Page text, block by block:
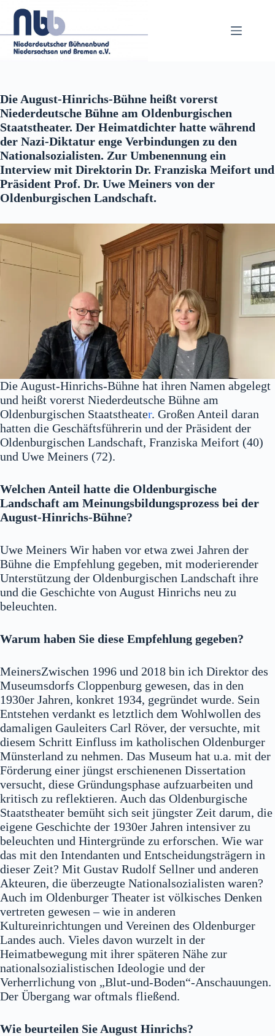
Inhalt
Die August-Hinrichs-Bühne heißt vorerst
Niederdeutsche Bühne am Oldenburgischen
Staatstheater. Der Heimatdichter hatte während
der Nazi-Diktatur enge Verbindungen zu den
Nationalsozialisten. Zur Umbenennung ein
Interview mit Direktorin Dr. Franziska Meifort und
Präsident Prof. Dr. Uwe Meiners von der
Oldenburgischen Landschaft.
Die August-Hinrichs-Bühne hat ihren Namen abgelegt
und heißt vorerst Niederdeutsche Bühne am
Oldenburgischen Staatstheater. Großen Anteil daran
hatten die Geschäftsführerin und der Präsident der
Oldenburgischen Landschaft, Franziska Meifort (40)
und Uwe Meiners (72).
Welchen Anteil hatte die Oldenburgische
Landschaft am Meinungsbildungsprozess bei der
August-Hinrichs-Bühne?
Uwe Meiners Wir haben vor etwa zwei Jahren der
Bühne die Empfehlung gegeben, mit moderierender
Unterstützung der Oldenburgischen Landschaft ihre
und die Geschichte von August Hinrichs neu zu
beleuchten.
Warum haben Sie diese Empfehlung gegeben?
MeinersZwischen 1996 und 2018 bin ich Direktor des
Museumsdorfs Cloppenburg gewesen, das in den
1930er Jahren, konkret 1934, gegründet wurde. Sein
Entstehen verdankt es letztlich dem Wohlwollen des
damaligen Gauleiters Carl Röver, der versuchte, mit
diesem Schritt Einfluss im katholischen Oldenburger
Münsterland zu nehmen. Das Museum hat u.a. mit der
Förderung einer jüngst erschienenen Dissertation
versucht, diese Gründungsphase aufzuarbeiten und
kritisch zu reflektieren. Auch das Oldenburgische
Staatstheater bemüht sich seit jüngster Zeit darum, die
eigene Geschichte der 1930er Jahren intensiver zu
beleuchten und Hintergründe zu erforschen. Wie war
das mit den Intendanten und Entscheidungsträgern in
dieser Zeit? Mit Gustav Rudolf Sellner und anderen
Akteuren, die überzeugte Nationalsozialisten waren?
Auch im Oldenburger Theater ist völkisches Denken
vertreten gewesen – wie in anderen
Kultureinrichtungen und Vereinen des Oldenburger
Landes auch. Vieles davon wurzelt in der
Heimatbewegung mit ihrer späteren Nähe zur
nationalsozialistischen Ideologie und der
Verherrlichung von „Blut-und-Boden“-Anschauungen.
Der Übergang war oftmals fließend.
Wie beurteilen Sie August Hinrichs?